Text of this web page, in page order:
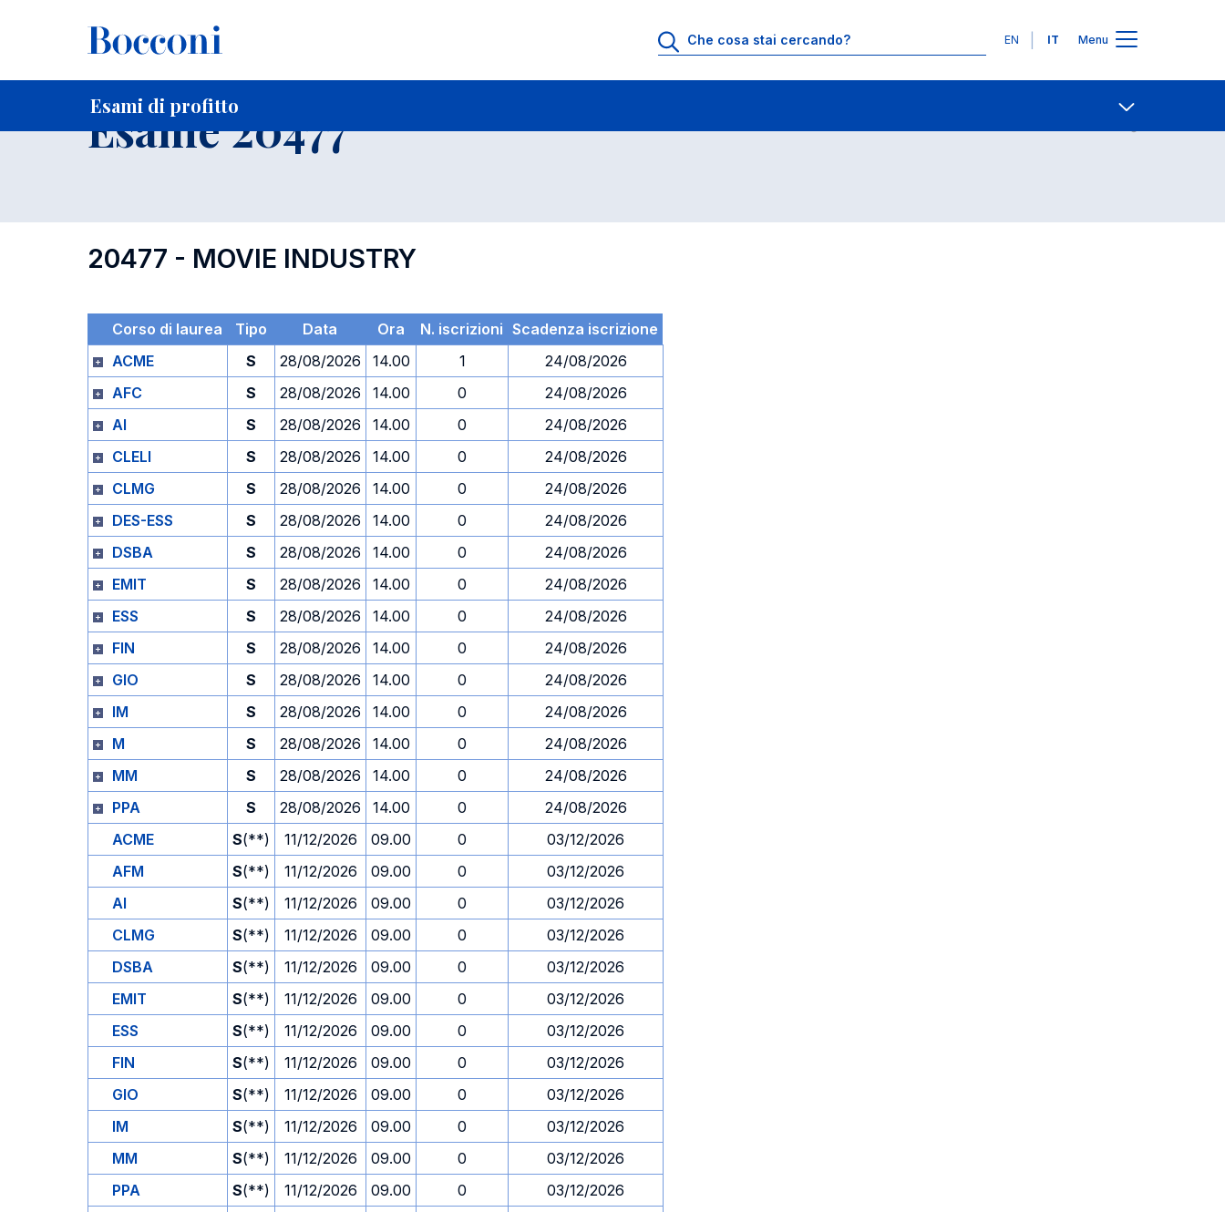
Lingue
EN IT Menu
Esami di profitto
Home Per studenti iscritti Contatti
Esame 20477
20477 - MOVIE INDUSTRY
Corso di laurea Tipo Data Ora N. iscrizioni Scadenza iscrizione
ACME
S 28/08/2026 14.00 1
24/08/2026
AFC
S 28/08/2026 14.00 0
24/08/2026
AI
S 28/08/2026 14.00 0
24/08/2026
CLELI
S 28/08/2026 14.00 0
24/08/2026
CLMG
S 28/08/2026 14.00 0
24/08/2026
DES-ESS
S 28/08/2026 14.00 0
24/08/2026
DSBA
S 28/08/2026 14.00 0
24/08/2026
EMIT
S 28/08/2026 14.00 0
24/08/2026
ESS
S 28/08/2026 14.00 0
24/08/2026
FIN
S 28/08/2026 14.00 0
24/08/2026
GIO
S 28/08/2026 14.00 0
24/08/2026
IM
S 28/08/2026 14.00 0
24/08/2026
M
S 28/08/2026 14.00 0
24/08/2026
MM
S 28/08/2026 14.00 0
24/08/2026
PPA
S 28/08/2026 14.00 0
24/08/2026
ACME
S(**) 11/12/2026 09.00 0
03/12/2026
AFM
S(**) 11/12/2026 09.00 0
03/12/2026
AI
S(**) 11/12/2026 09.00 0
03/12/2026
CLMG
S(**) 11/12/2026 09.00 0
03/12/2026
DSBA
S(**) 11/12/2026 09.00 0
03/12/2026
EMIT
S(**) 11/12/2026 09.00 0
03/12/2026
ESS
S(**) 11/12/2026 09.00 0
03/12/2026
FIN
S(**) 11/12/2026 09.00 0
03/12/2026
GIO
S(**) 11/12/2026 09.00 0
03/12/2026
IM
S(**) 11/12/2026 09.00 0
03/12/2026
MM
S(**) 11/12/2026 09.00 0
03/12/2026
PPA
S(**) 11/12/2026 09.00 0
03/12/2026